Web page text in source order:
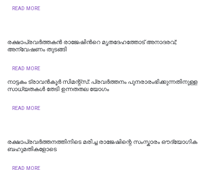
READ MORE
രക്ഷാപ്രവർത്തകൻ രാജേഷിന്‍റെ മൃതദേഹത്തോട് അനാദരവ്;
അന്വേഷണം തുടങ്ങി
READ MORE
നാട്ടകം ട്രാവൻകൂർ സിമന്റ്സ്: പ്രവർത്തനം പുനരാരംഭിക്കുന്നതിനുള്ള
സാധ്യതകൾ തേടി ഉന്നതതല യോഗം
READ MORE
രക്ഷാപ്രവർത്തനത്തിനിടെ മരിച്ച രാജേഷിന്റെ സംസ്കാരം ഔദ്യോ​ഗിക
ബഹുമതികളോടെ
READ MORE